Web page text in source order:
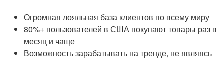
Огромная лояльная база клиентов по всему миру
80%+ пользователей в США покупают товары раз в
месяц и чаще
Возможность зарабатывать на тренде, не являясь